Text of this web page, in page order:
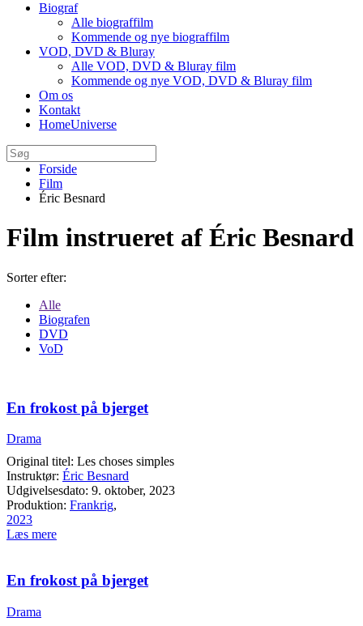
Biograf
Alle biograffilm
Kommende og nye biograffilm
VOD, DVD & Bluray
Alle VOD, DVD & Bluray film
Kommende og nye VOD, DVD & Bluray film
Om os
Kontakt
HomeUniverse
Forside
Film
Éric Besnard
Film instrueret af Éric Besnard
Sorter efter:
Alle
Biografen
DVD
VoD
En frokost på bjerget
Drama
Original titel: Les choses simples
Instruktør: Éric Besnard
Udgivelsesdato: 9. oktober, 2023
Produktion: Frankrig,
2023
Læs mere
En frokost på bjerget
Drama